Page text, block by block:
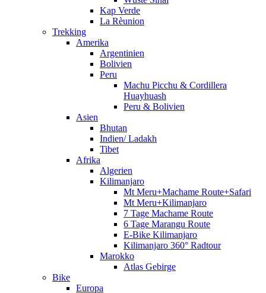
Kap Verde
La Rèunion
Trekking
Amerika
Argentinien
Bolivien
Peru
Machu Picchu & Cordillera
Huayhuash
Peru & Bolivien
Asien
Bhutan
Indien/ Ladakh
Tibet
Afrika
Algerien
Kilimanjaro
Mt Meru+Machame Route+Safari
Mt Meru+Kilimanjaro
7 Tage Machame Route
6 Tage Marangu Route
E-Bike Kilimanjaro
Kilimanjaro 360° Radtour
Marokko
Atlas Gebirge
Bike
Europa